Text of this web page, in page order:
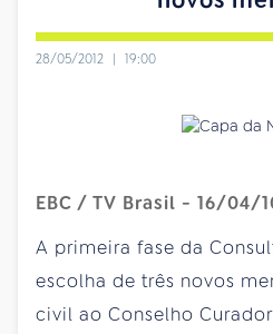
28/05/2012 | 19:00
EBC / TV Brasil - 16/04/
A primeira fase da
escolha de três novos
civil ao Conselho